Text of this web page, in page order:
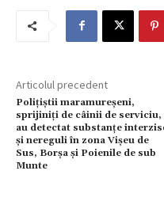
Articolul precedent
Polițiștii maramureșeni,
sprijiniți de câinii de serviciu,
au detectat substanțe
și nereguli în zona Vișeu de
Sus, Borșa și Poienile de sub
Munte